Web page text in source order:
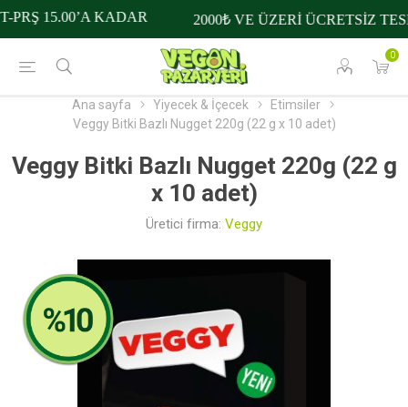
0
15.00’A KADAR 2000₺ VE ÜZERİ ÜCRETSİZ
Ana sayfa Yiyecek & İçecek
Etimsiler
Veggy Bitki Bazlı Nugget 220g (22 g x 10 adet)
Veggy Bitki Bazlı Nugget 220g (22 g
x 10 adet)
Üretici firma: Veggy